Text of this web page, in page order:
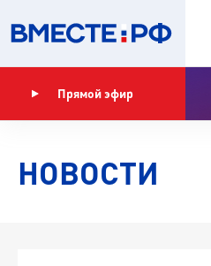
Прямой эфир
НОВОСТИ